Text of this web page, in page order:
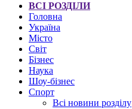
ВСІ РОЗДІЛИ
Головна
Україна
Місто
Світ
Бізнес
Наука
Шоу-бізнес
Спорт
Всі новини розділу